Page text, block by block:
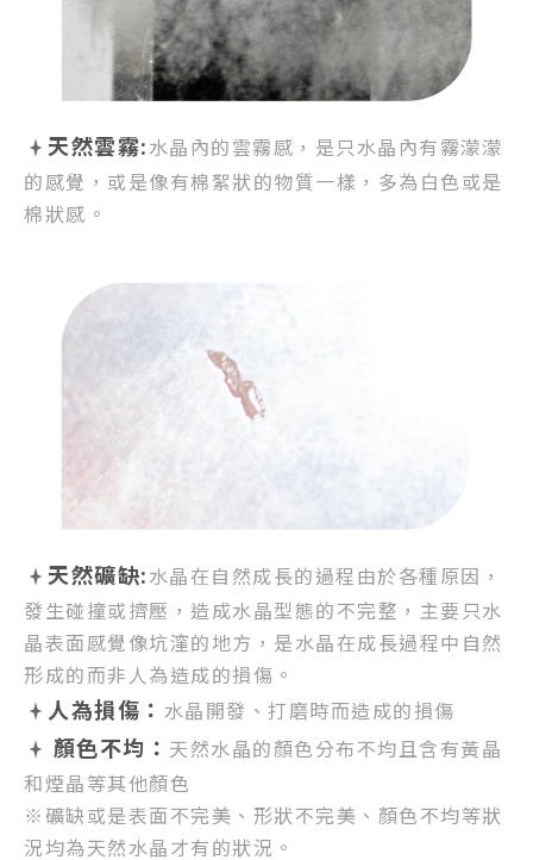
天然雲霧:水晶內的雲霧感， 是只水晶內有霧濛濛
的感覺， 或是像有棉絮狀的物質一樣， 多為白色或是
棉狀感。
天然礦缺:水晶在自然成長的過程由於各種原因，
發生碰撞或擠壓， 造成水晶型態的不完整， 主要只水
晶表面感覺像坑漥的地方， 是水晶在成長過程中自然
形成的而非人為造成的損傷。
人為損傷： 水晶開發、打磨時而造成的損傷
顏色不均： 天然水晶的顏色分布不均且含有黃晶
和煙晶等其他顏色
※礦缺或是表面不完美、形狀不完美、顏色不均等狀
況均為天然水晶才有的狀況。